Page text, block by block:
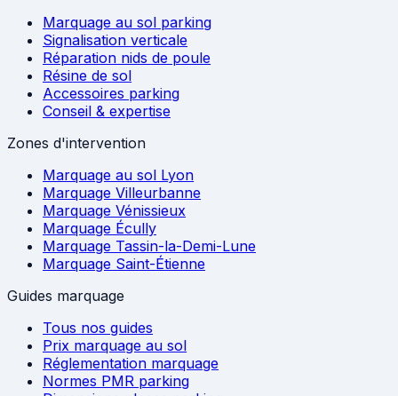
Marquage au sol parking
Signalisation verticale
Réparation nids de poule
Résine de sol
Accessoires parking
Conseil & expertise
Zones d'intervention
Marquage au sol Lyon
Marquage Villeurbanne
Marquage Vénissieux
Marquage Écully
Marquage Tassin-la-Demi-Lune
Marquage Saint-Étienne
Guides marquage
Tous nos guides
Prix marquage au sol
Réglementation marquage
Normes PMR parking